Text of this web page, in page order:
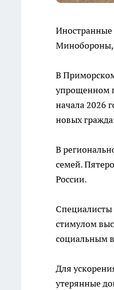
Иностранные
Минобороны,
В
упрощенном
начала 2026
новых
В
семей.
России.
стимулом
социальным
Для
утерянные